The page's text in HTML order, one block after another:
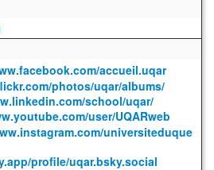
accueil.uqar
photos/uqar/albums/
school/uqar/
user/UQARweb
universiteduque
profile/uqar.bsky.social